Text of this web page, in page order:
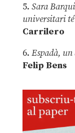
5. Sara
universitari té
Carrilero
6. Espadà, un
Felip Bens